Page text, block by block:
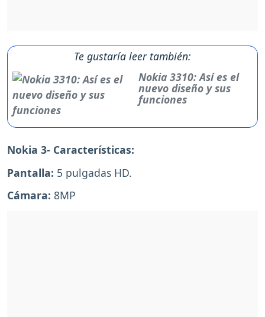
Te gustaría leer también:
Nokia 3310: Así es el
nuevo diseño y sus
funciones
Nokia 3- Características:
Pantalla: 5 pulgadas HD.
Cámara: 8MP